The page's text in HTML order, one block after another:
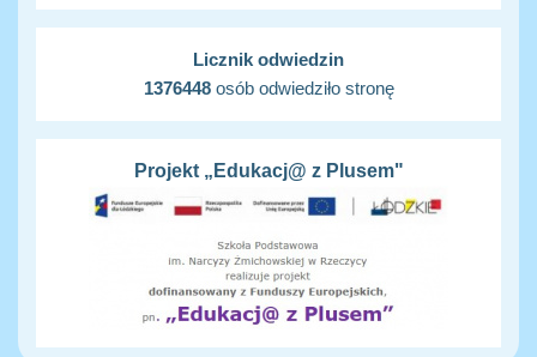
Licznik odwiedzin
1376448osób odwiedziło stronę
Projekt „Edukacj@ z Plusem"